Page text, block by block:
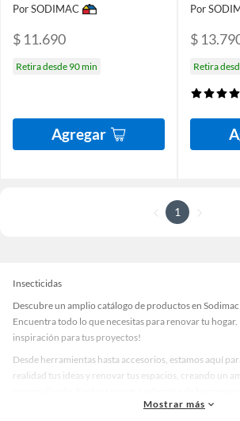
Por SODIMAC
$ 11.690
Retira desde 90 min
Agregar
Por
$
Retira
1
Insecticidas
Descubre un amplio catálogo de productos en
Encuentra todo lo que necesitas para renovar tu
inspiración para tus proyectos!
Desde herramientas hasta accesorios, estamos aquí
realidad tus ideas y renovar tus espacios, creando un
accesorios de calidad que te ayudarán a crear un
Mostrar más